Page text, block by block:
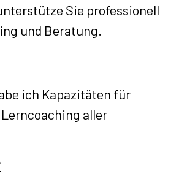
Sie professionell
und Beratung.
ich Kapazitäten für
aller